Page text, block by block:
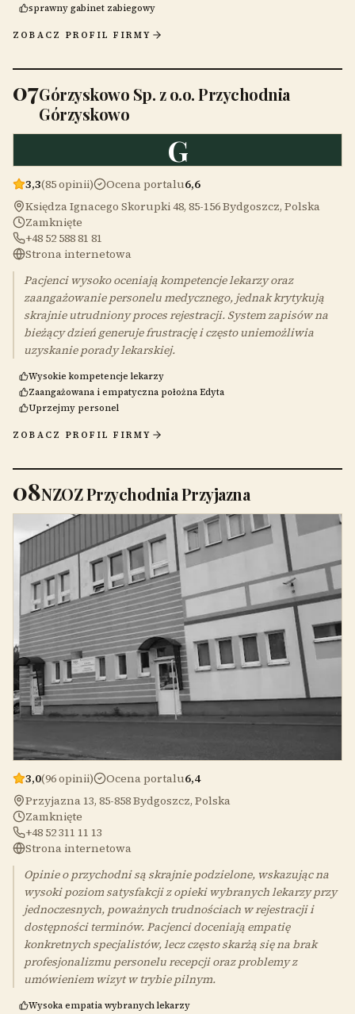
sprawny gabinet zabiegowy
ZOBACZ PROFIL FIRMY
07Górzyskowo Sp. z o.o. Przychodnia
Górzyskowo
G
3,3(85 opinii) Ocena portalu6,6
Księdza Ignacego Skorupki 48, 85-156 Bydgoszcz, Polska
Zamknięte
+48 52 588 81 81
Strona internetowa
Pacjenci wysoko oceniają kompetencje lekarzy oraz
zaangażowanie personelu medycznego, jednak krytykują
skrajnie utrudniony proces rejestracji. System zapisów na
bieżący dzień generuje frustrację i często uniemożliwia
uzyskanie porady lekarskiej.
Wysokie kompetencje lekarzy
Zaangażowana i empatyczna położna Edyta
Uprzejmy personel
ZOBACZ PROFIL FIRMY
08NZOZ Przychodnia Przyjazna
3,0(96 opinii) Ocena portalu6,4
Przyjazna 13, 85-858 Bydgoszcz, Polska
Zamknięte
+48 52 311 11 13
Strona internetowa
Opinie o przychodni są skrajnie podzielone, wskazując na
wysoki poziom satysfakcji z opieki wybranych lekarzy przy
jednoczesnych, poważnych trudnościach w rejestracji i
dostępności terminów. Pacjenci doceniają empatię
konkretnych specjalistów, lecz często skarżą się na brak
profesjonalizmu personelu recepcji oraz problemy z
umówieniem wizyt w trybie pilnym.
Wysoka empatia wybranych lekarzy